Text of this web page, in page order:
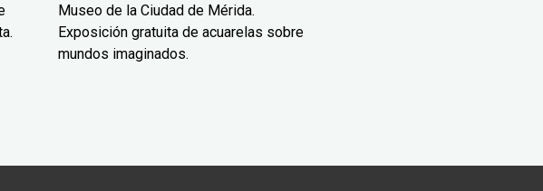
Museo de la Ciudad de Mérida.
Exposición gratuita de acuarelas sobre
mundos imaginados.